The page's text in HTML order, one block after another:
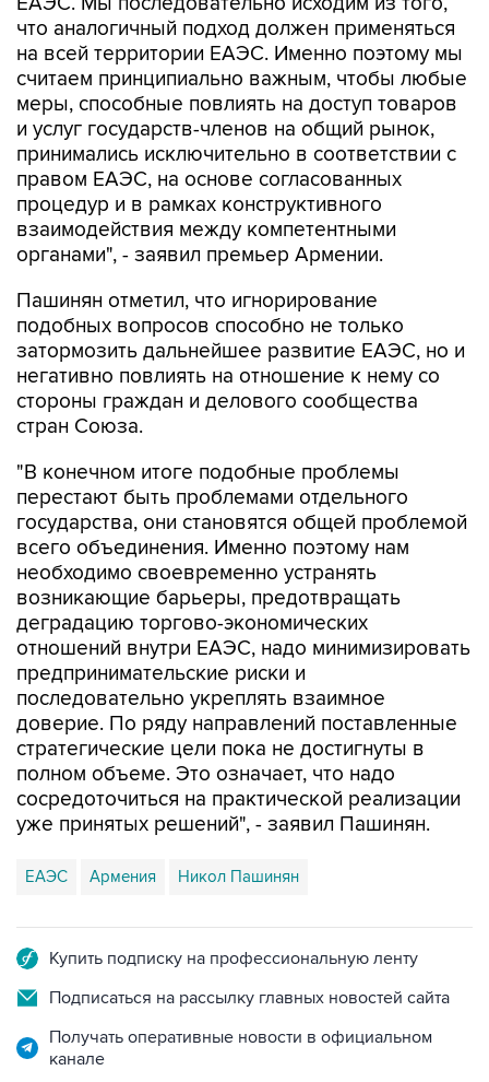
что аналогичный подход должен применяться
на всей территории ЕАЭС. Именно поэтому мы
считаем принципиально важным, чтобы любые
меры, способные повлиять на доступ товаров
и услуг государств-членов на общий рынок,
принимались исключительно в соответствии с
правом ЕАЭС, на основе согласованных
процедур и в рамках конструктивного
взаимодействия между компетентными
органами", - заявил премьер Армении.
Пашинян отметил, что игнорирование
подобных вопросов способно не только
затормозить дальнейшее развитие ЕАЭС, но и
негативно повлиять на отношение к нему со
стороны граждан и делового сообщества
стран Союза.
"В конечном итоге подобные проблемы
перестают быть проблемами отдельного
государства, они становятся общей проблемой
всего объединения. Именно поэтому нам
необходимо своевременно устранять
возникающие барьеры, предотвращать
деградацию торгово-экономических
отношений внутри ЕАЭС, надо минимизировать
предпринимательские риски и
последовательно укреплять взаимное
доверие. По ряду направлений поставленные
стратегические цели пока не достигнуты в
полном объеме. Это означает, что надо
сосредоточиться на практической реализации
уже принятых решений", - заявил Пашинян.
ЕАЭС Армения Никол Пашинян
Купить подписку на профессиональную ленту
Подписаться на рассылку главных новостей сайта
Получать оперативные новости в официальном
канале